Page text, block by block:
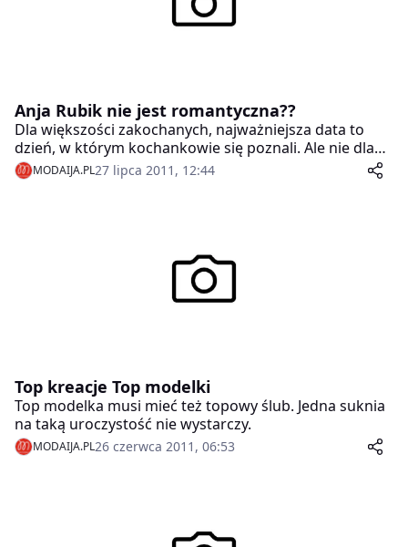
Anja Rubik nie jest romantyczna??
Dla większości zakochanych, najważniejsza data to
dzień, w którym kochankowie się poznali. Ale nie dla
Anji Rubik i jej męża, Sashy Knezevica! Okazuje się, że
najgłośniejsza para w świecie modelingu nie potrafi
MODAIJA.PL27 lipca 2011, 12:44
Top kreacje Top modelki
Top modelka musi mieć też topowy ślub. Jedna suknia
na taką uroczystość nie wystarczy.
MODAIJA.PL26 czerwca 2011, 06:53